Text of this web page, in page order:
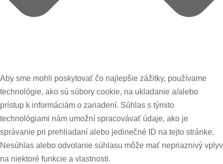
Aby sme mohli poskytovať čo najlepšie zážitky, používame
technológie, ako sú súbory cookie, na ukladanie a/alebo
prístup k informáciám o zariadení. Súhlas s týmito
technológiami nám umožní spracovávať údaje, ako je
správanie pri prehliadaní alebo jedinečné ID na tejto stránke.
Nesúhlas alebo odvolanie súhlasu môže mať nepriaznivý vplyv
na niektoré funkcie a vlastnosti.